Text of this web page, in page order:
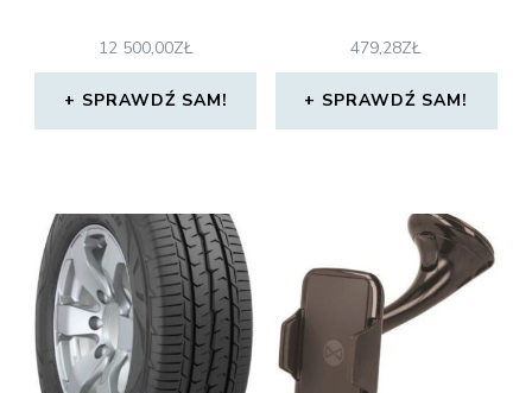
12 500,00ZŁ
SPRAWDŹ SAM!
479,28ZŁ
SPRAWDŹ SAM!